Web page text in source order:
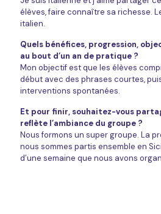
élèves, faire connaître sa richesse.
italien.
Quels bénéfices, progression,
au bout d’un an de pratique ?
Mon objectif est que les élèves
début avec des phrases courtes,
interventions spontanées.
Et pour finir, souhaitez-vous
reflète l’ambiance du groupe ?
Nous formons un super groupe. La
nous sommes partis ensemble en
d’une semaine que nous avons